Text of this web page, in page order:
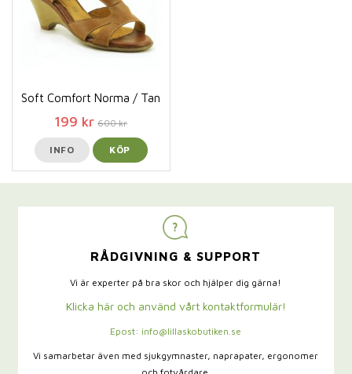
Soft Comfort Norma / Tan
199 kr 600 kr
INFO KÖP
RÅDGIVNING & SUPPORT
Vi är experter på bra skor och hjälper dig gärna!
Klicka här och använd vårt kontaktformulär!
Epost: info@lillaskobutiken.se
Vi samarbetar även med sjukgymnaster, naprapater, ergonomer